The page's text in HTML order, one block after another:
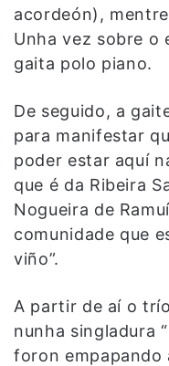
acordeón),
Unha vez sobre o
gaita polo piano.
De seguido, a
para manifestar
poder estar aquí
que é da Ribeira
Nogueira de
comunidade que
viño”.
A partir de aí o
nunha singladura
foron empapando